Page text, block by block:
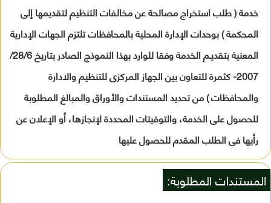
خدمة ( طلب استخراج مصالحة عن مخالفات التنظيم لتقديمها إلى
المحكمة ) بوحدات الإدارة المحلية بالمحافظات تلتزم الجهات الإدارية
المعنية بتقديـم الخدمة وفقا للوارد بهذا النموذج الصادر بتاريخ 28/6/
2007- كثمرة للتعاون بين الجهاز المركزى للتنظيم والادارة
والمحافظات ) من تحديد المستندات والأوراق والمبالغ المطلوبة
للحصول على الخدمة، والتوقيتات المحددة لإنجازها، أو الإعلان عن
رأيها فى الطلب المقدم للحصول عليها
المستندات المطلوبة: